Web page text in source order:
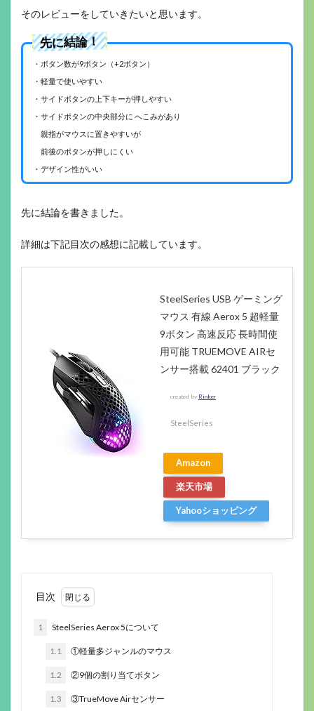
そのレビューをしていきたいと思います。
先に結論！
・ボタン数が9ボタン（+2ボタン）
・軽量で使いやすい
・サイドボタンの上下キーが押しやすい
・サイドボタンの中央部分に へこみがあり
親指がマウスに置きやすいが
前後のボタンが押しにくい
・デザイン性がいい
先に結論を書きました。
詳細は下記目次の感想に記載しています。
SteelSeries USB ゲーミング
マウス 有線 Aerox 5 超軽量
9ボタン 高速反応 長時間使
用可能 TRUEMOVE AIRセ
ンサー搭載 62401 ブラック
created by Rinker
SteelSeries
Amazon
楽天市場
Yahooショッピング
目次
1 SteelSeries Aerox 5について
1.1 ①軽量多ジャンルのマウス
1.2 ②9個の割り当てボタン
1.3 ③TrueMove Airセンサー